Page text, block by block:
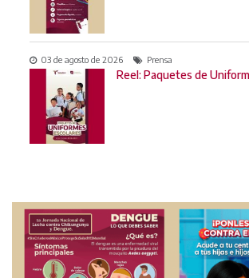
03 de agosto de 2026 Prensa
Reel: Paquetes de